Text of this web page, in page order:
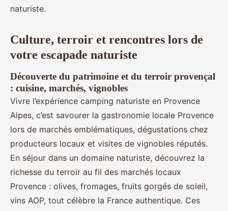
naturiste.
Culture, terroir et rencontres lors de
votre escapade naturiste
Découverte du patrimoine et du terroir provençal
: cuisine, marchés, vignobles
Vivre l’expérience camping naturiste en Provence
Alpes, c’est savourer la gastronomie locale Provence
lors de marchés emblématiques, dégustations chez
producteurs locaux et visites de vignobles réputés.
En séjour dans un domaine naturiste, découvrez la
richesse du terroir au fil des marchés locaux
Provence : olives, fromages, fruits gorgés de soleil,
vins AOP, tout célèbre la France authentique. Ces